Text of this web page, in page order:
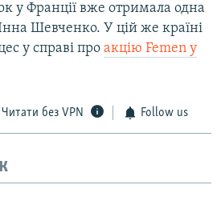
у Франції вже отримала одна
Шевченко. У цій же країні
у справі про акцію Femen у
Читати без VPN Follow us